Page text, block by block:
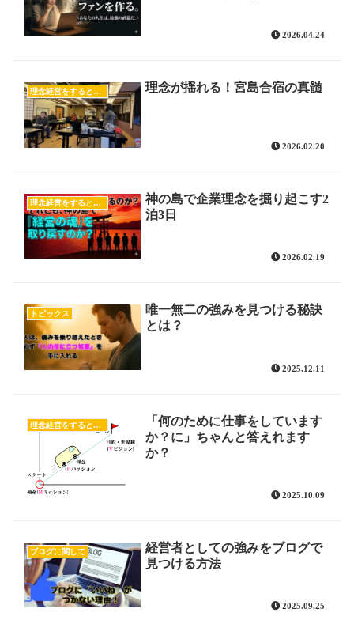
2026.04.24
理念経営をすると売上が上がる！ 理念が揺れる！宮島合宿の真髄
2026.02.20
理念経営をすると売上が上がる！
神の島で企業理念を掘り起こす2
泊3日
2026.02.19
トピックス
唯一無二の強みを見つける秘訣
とは？
2025.12.11
理念経営をすると売上が上がる！
「何のために仕事をしています
か？に」ちゃんと答えれます
か？
2025.10.09
ブログに関して
経営者としての強みをブログで
見つける方法
2025.09.25